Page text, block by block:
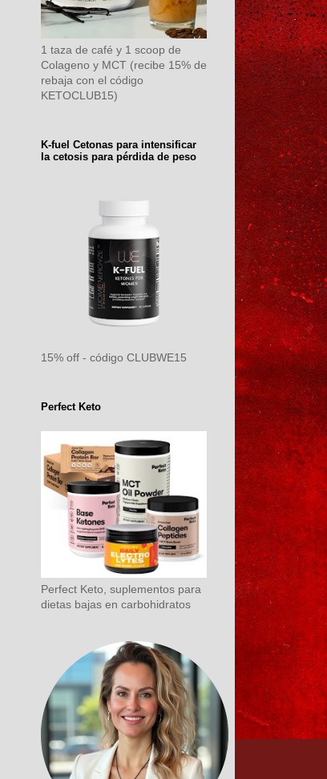
1 taza de café y 1 scoop de
Colageno y MCT (recibe 15% de
rebaja con el código
KETOCLUB15)
K-fuel Cetonas para intensificar
la cetosis para pérdida de peso
15% off - código CLUBWE15
Perfect Keto
Perfect Keto, suplementos para
dietas bajas en carbohidratos